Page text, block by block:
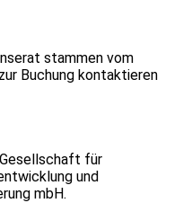
stammen vom
Buchung kontaktieren
Gesellschaft für
und
mbH.